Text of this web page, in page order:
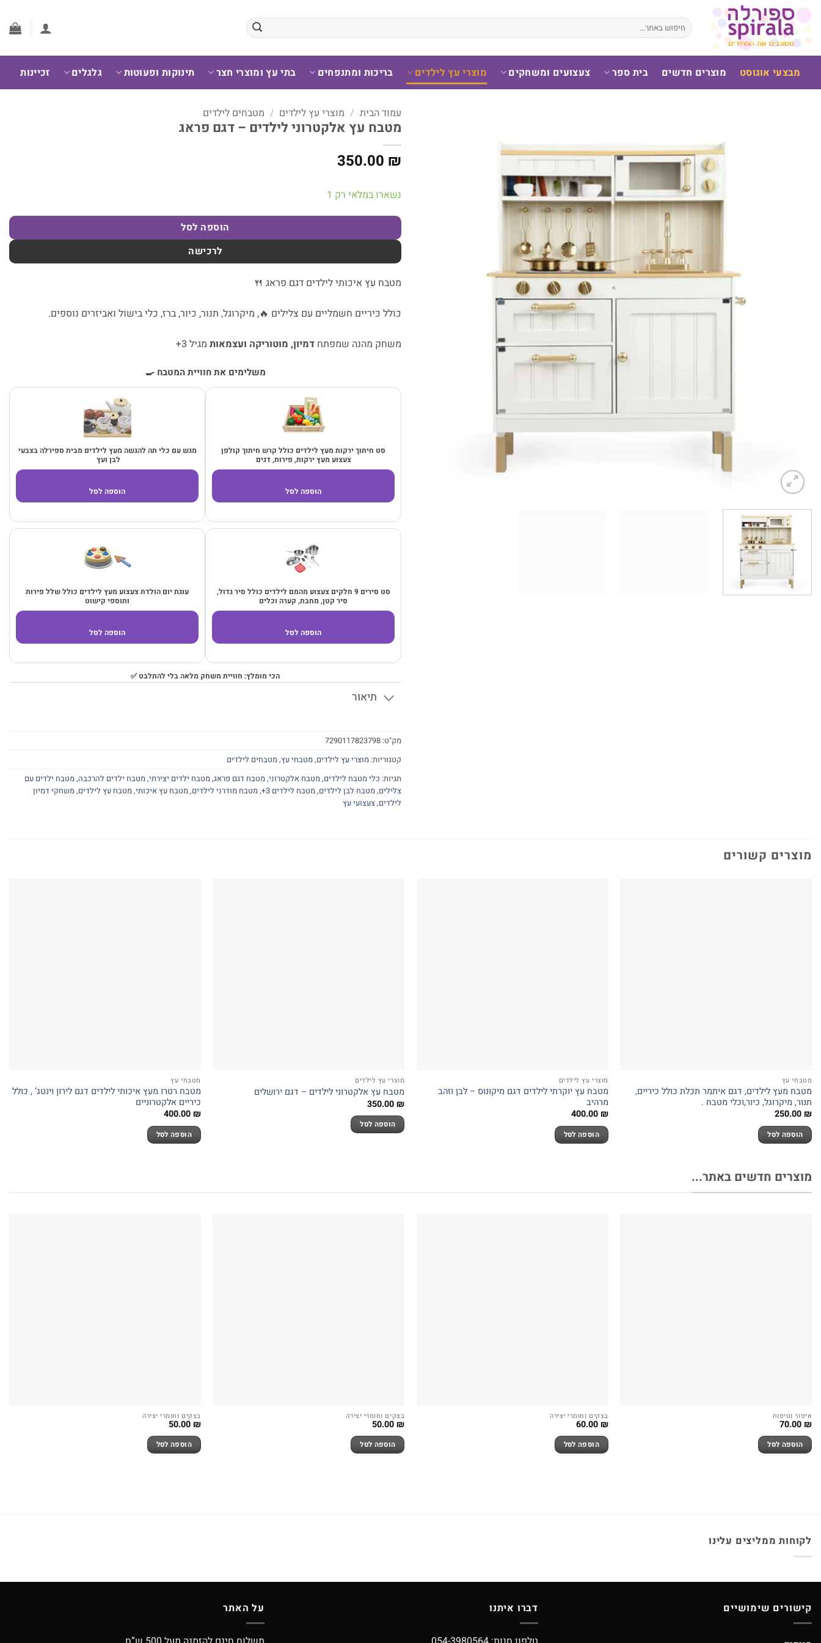
דלג
לתוכן
חיפוש
עבור:
מבצעי אוגוסט מוצרים חדשים בית ספר צעצועים ומשחקים מוצרי עץ לילדים בריכות ומתנפחים בתי עץ ומוצרי חצר תינוקות ופעוטות גלגלים זכיינות
עמוד הבית / מוצרי עץ לילדים / מטבחים לילדים
מטבח עץ אלקטרוני לילדים – דגם פראג
350.00 ₪
נשארו במלאי רק 1
הוספה לסל
לרכישה
מטבח עץ איכותי לילדים דגם פראג 🍴
כולל כיריים חשמליים עם צלילים 🔥, מיקרוגל, תנור, כיור, ברז, כלי בישול ואביזרים נוספים.
משחק מהנה שמפתח דמיון, מוטוריקה ועצמאות מגיל 3+
משלימים את חוויית המטבח 🍳
סט חיתוך ירקות מעץ לילדים כולל קרש חיתוך קולפן
צעצוע מעץ ירקות, פירות, דגים
הוספה לסל
מגש עם כלי תה להגשה מעץ לילדים מבית ספירלה בצבעי
לבן ועץ
הוספה לסל
סט סירים 9 חלקים צעצוע מהמם לילדים כולל סיר גדול,
סיר קטן, מחבת, קערה וכלים
הוספה לסל
עוגת יום הולדת צעצוע מעץ לילדים כולל שלל פירות
ותוספי קישוט
הוספה לסל
הכי מומלץ: חוויית משחק מלאה בלי להתלבט ✅
תיאור
מק"ט: 7290117823798
קטגוריות: מוצרי עץ לילדים,מטבחי עץ,מטבחים לילדים
תגיות: כלי מטבח לילדים,מטבח אלקטרוני,מטבח דגם פראג,מטבח ילדים יצירתי,מטבח ילדים להרכבה,מטבח ילדים עם
צלילים,מטבח לבן לילדים,מטבח לילדים 3+ ,מטבח מודרני לילדים,מטבח עץ איכותי,מטבח עץ לילדים,משחקי דמיון
לילדים,צעצועי עץ
מוצרים קשורים
מטבחי עץ
מטבח מעץ לילדים, דגם איתמר תכלת כולל כיריים,
תנור, מיקרוגל, כיור,וכלי מטבח .
250.00 ₪
הוספה לסל
מוצרי עץ לילדים
מטבח עץ יוקרתי לילדים דגם מיקונוס – לבן וזהב
מרהיב
400.00 ₪
הוספה לסל
מוצרי עץ לילדים
מטבח עץ אלקטרוני לילדים – דגם ירושלים
350.00 ₪
הוספה לסל
מטבחי עץ
מטבח רטרו מעץ איכותי לילדים דגם לירון וינטג’ , כולל
כיריים אלקטרוניים
400.00 ₪
הוספה לסל
מוצרים חדשים באתר...
איפור וטיפוח
70.00 ₪
הוספה לסל
בצקים וחומרי יצירה
60.00 ₪
הוספה לסל
בצקים וחומרי יצירה
50.00 ₪
הוספה לסל
בצקים וחומרי יצירה
50.00 ₪
הוספה לסל
לקוחות ממליצים עלינו
קישורים שימושיים דברו איתנו על האתר